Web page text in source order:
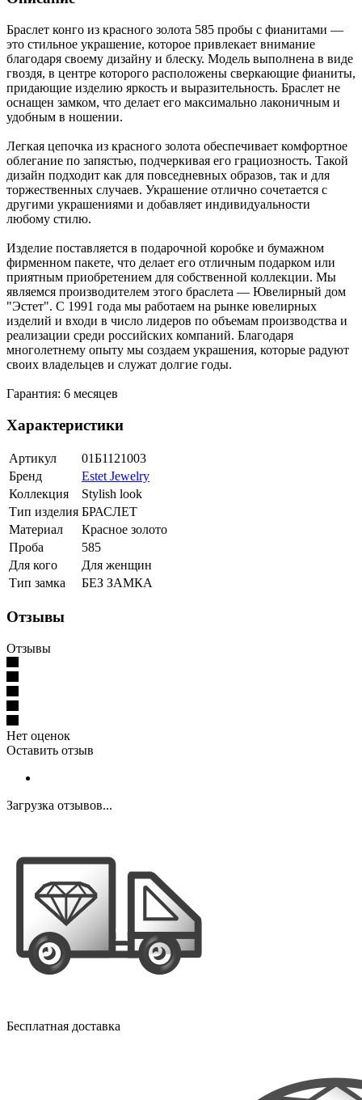
Браслет конго из красного золота 585 пробы с фианитами —
это стильное украшение, которое привлекает внимание
благодаря своему дизайну и блеску. Модель выполнена в виде
гвоздя, в центре которого расположены сверкающие фианиты,
придающие изделию яркость и выразительность. Браслет не
оснащен замком, что делает его максимально лаконичным и
удобным в ношении.
Легкая цепочка из красного золота обеспечивает комфортное
облегание по запястью, подчеркивая его грациозность. Такой
дизайн подходит как для повседневных образов, так и для
торжественных случаев. Украшение отлично сочетается с
другими украшениями и добавляет индивидуальности
любому стилю.
Изделие поставляется в подарочной коробке и бумажном
фирменном пакете, что делает его отличным подарком или
приятным приобретением для собственной коллекции. Мы
являемся производителем этого браслета — Ювелирный дом
"Эстет". С 1991 года мы работаем на рынке ювелирных
изделий и входи в число лидеров по объемам производства и
реализации среди российских компаний. Благодаря
многолетнему опыту мы создаем украшения, которые радуют
своих владельцев и служат долгие годы.
Гарантия: 6 месяцев
Характеристики
Артикул
01Б1121003
Бренд
Estet Jewelry
Коллекция
Stylish look
Тип изделия БРАСЛЕТ
Материал
Красное золото
Проба
585
Для кого
Для женщин
Тип замка
БЕЗ ЗАМКА
Отзывы
Отзывы
Нет оценок
Оставить отзыв
Загрузка отзывов...
Бесплатная доставка